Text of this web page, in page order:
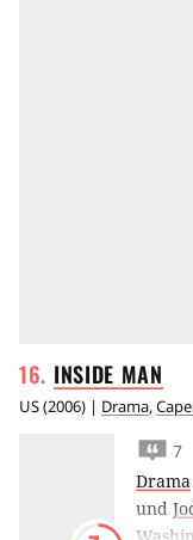
INSIDE MAN
US(2006) | Drama,
7
Drama
und